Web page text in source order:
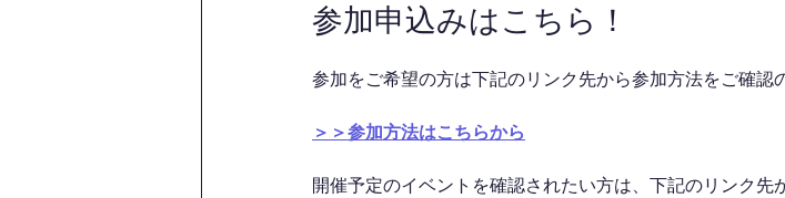
参加申込みはこちら！
参加をご希望の方は下記のリンク先から参加方法をご確認
＞＞参加方法はこちらから
開催予定のイベントを確認されたい方は、下記のリンク先